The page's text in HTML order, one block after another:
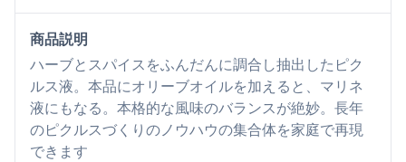
商品説明
ハーブとスパイスをふんだんに調合し抽出したピク
ルス液。本品にオリーブオイルを加えると、マリネ
液にもなる。本格的な風味のバランスが絶妙。長年
のピクルスづくりのノウハウの集合体を家庭で再現
できます